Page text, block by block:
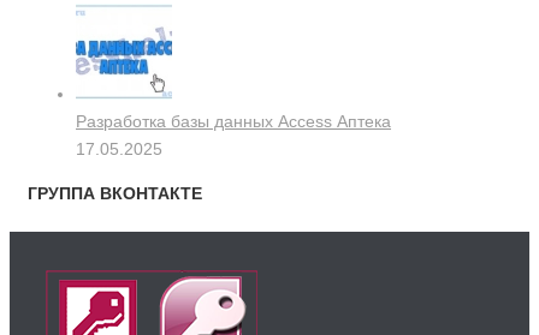
Разработка базы данных Access Аптека
17.05.2025
ГРУППА ВКОНТАКТЕ